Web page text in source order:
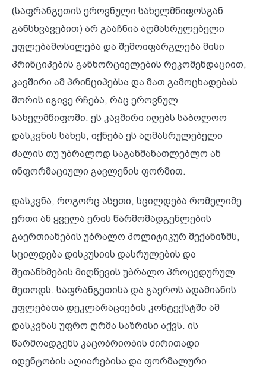
(საფრანგეთის ეროვნული სახელმწიფოსგან
განსხვავებით) არ გააჩნია აღმასრულებელი
უფლებამოსილება და შემოიფარგლება მისი
პრინციპების განხორციელების რეკომენდაციით,
კავშირი ამ პრინციპებსა და მათ გამოცხადებას
შორის იგივე რჩება, რაც ეროვნულ
სახელმწიფოში. ეს კავშირი იღებს საბოლოო
დასკვნის სახეს, იქნება ეს აღმასრულებელი
ძალის თუ უბრალოდ საგანმანათლებლო ან
ინფორმაციული გავლენის ფორმით.
დასკვნა, როგორც ასეთი, სცილდება რომელიმე
ერთი ან ყველა ერის წარმომადგენლების
გაერთიანების უბრალო პოლიტიკურ მექანიზმს,
სცილდება დისკუსიის დასრულების და
შეთანხმების მიღწევის უბრალო პროცედურულ
მეთოდს. საფრანგეთისა და გაეროს ადამიანის
უფლებათა დეკლარაციების კონტექსტში ამ
დასკვნას უფრო ღრმა საზრისი აქვს. ის
წარმოადგენს კაცობრიობის ძირითადი
იდენტობის აღიარებისა და ფორმალური